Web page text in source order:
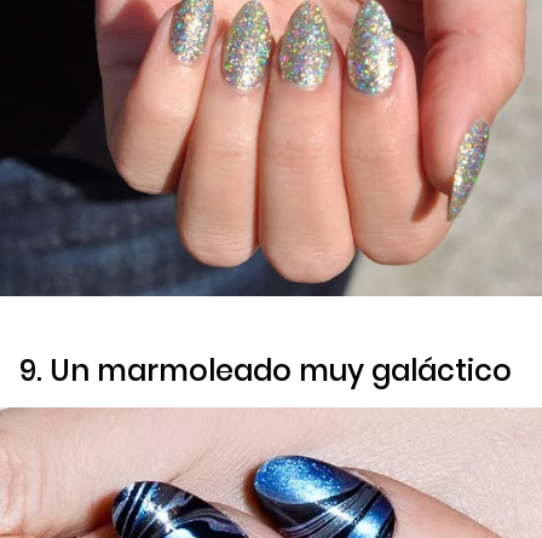
9. Un marmoleado muy galáctico